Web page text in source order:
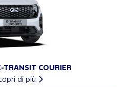
TRANSIT COURIER
di più